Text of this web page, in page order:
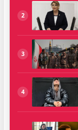
2
3
4